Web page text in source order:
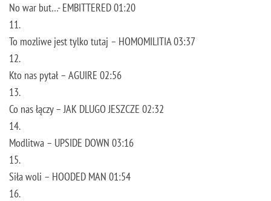
No war but…- EMBITTERED 01:20
11.
To mozliwe jest tylko tutaj – HOMOMILITIA 03:37
12.
Kto nas pytał – AGUIRE 02:56
13.
Co nas łączy – JAK DLUGO JESZCZE 02:32
14.
Modlitwa – UPSIDE DOWN 03:16
15.
Siła woli – HOODED MAN 01:54
16.